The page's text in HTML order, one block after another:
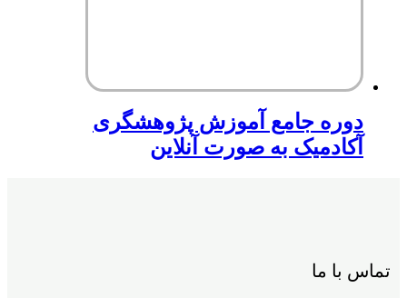
دوره جامع آموزش پژوهشگری
آکادمیک به صورت آنلاین
تماس با ما